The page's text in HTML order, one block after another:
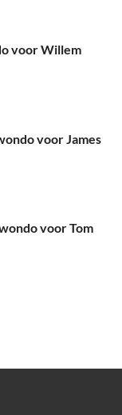
voor Willem
voor James
voor Tom